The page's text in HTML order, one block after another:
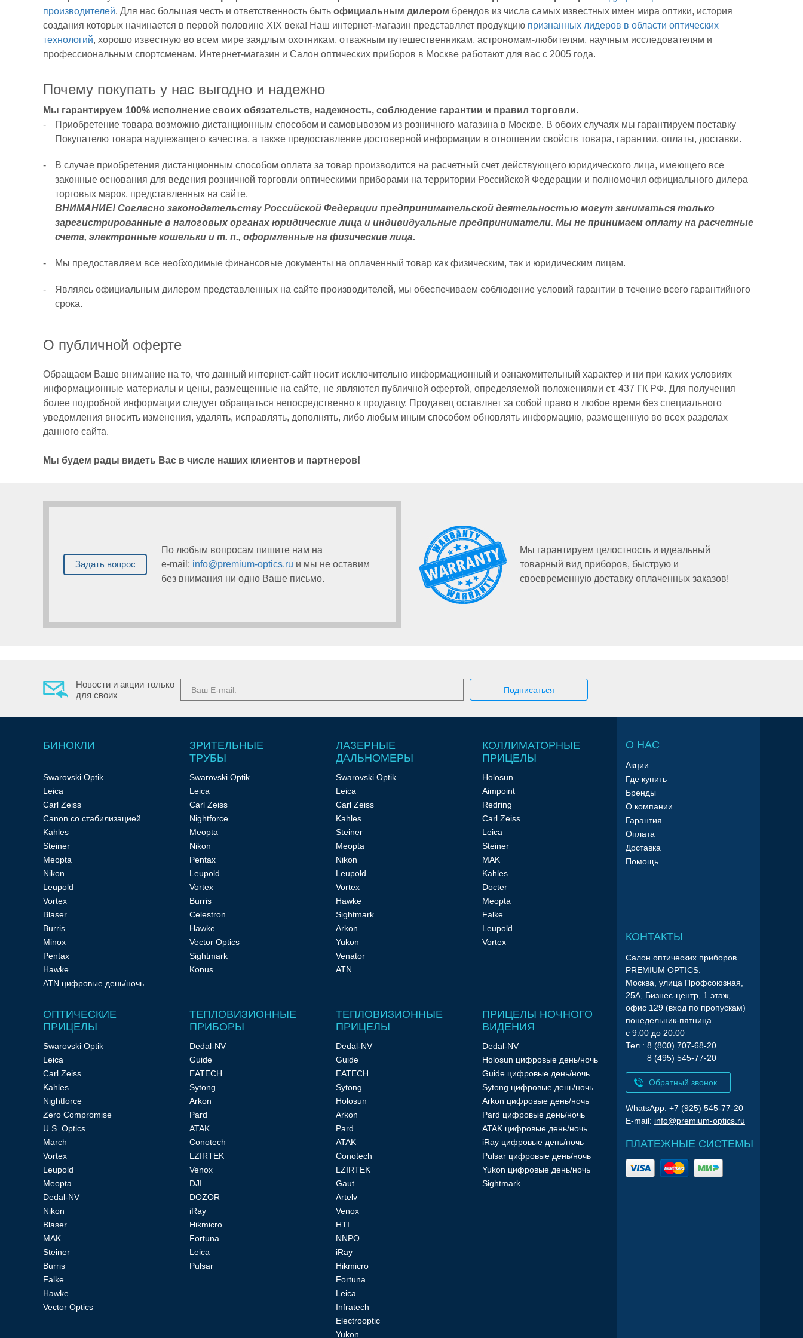
Коллиматорные
ночного
принадлежности
Бренды
компании
Гарантия
Доставка
Помощь
производителей. Для нас большая честь и ответственность быть официальным дилером брендов из числа самых известных имен мира оптики, история
создания которых начинается в первой половине XIX века! Наш интернет-магазин представляет продукцию признанных лидеров в области оптических
технологий, хорошо известную во всем мире заядлым охотникам, отважным путешественникам, астрономам-любителям, научным исследователям и
профессиональным спортсменам. Интернет-магазин и Салон оптических приборов в Москве работают для вас с 2005 года.
Почему покупать у нас выгодно и надежно
Мы гарантируем 100% исполнение своих обязательств, надежность, соблюдение гарантии и правил торговли.
Приобретение товара возможно дистанционным способом и самовывозом из розничного магазина в Москве. В обоих случаях мы гарантируем поставку
Покупателю товара надлежащего качества, а также предоставление достоверной информации в отношении свойств товара, гарантии, оплаты, доставки.
В случае приобретения дистанционным способом оплата за товар производится на расчетный счет действующего юридического лица, имеющего все
законные основания для ведения розничной торговли оптическими приборами на территории Российской Федерации и полномочия официального дилера
торговых марок, представленных на сайте.
ВНИМАНИЕ! Согласно законодательству Российской Федерации предпринимательской деятельностью могут заниматься только
зарегистрированные в налоговых органах юридические лица и индивидуальные предприниматели. Мы не принимаем оплату на расчетные
счета, электронные кошельки и т. п., оформленные на физические лица.
Мы предоставляем все необходимые финансовые документы на оплаченный товар как физическим, так и юридическим лицам.
Являясь официальным дилером представленных на сайте производителей, мы обеспечиваем соблюдение условий гарантии в течение всего гарантийного
срока.
О публичной оферте
Обращаем Ваше внимание на то, что данный интернет-сайт носит исключительно информационный и ознакомительный характер и ни при каких условиях
информационные материалы и цены, размещенные на сайте, не являются публичной офертой, определяемой положениями ст. 437 ГК РФ. Для получения
более подробной информации следует обращаться непосредственно к продавцу. Продавец оставляет за собой право в любое время без специального
уведомления вносить изменения, удалять, исправлять, дополнять, либо любым иным способом обновлять информацию, размещенную во всех разделах
данного сайта.
Мы будем рады видеть Вас в числе наших клиентов и партнеров!
Задать вопрос
По любым вопросам пишите нам на
e-mail: info@premium-optics.ru и мы не оставим
без внимания ни одно Ваше письмо.
Мы гарантируем целостность и идеальный
товарный вид приборов, быструю и
своевременную доставку оплаченных заказов!
Новости и акции только
для своих
БИНОКЛИ
Swarovski Optik
Leica
Carl Zeiss
Canon со стабилизацией
Kahles
Steiner
Meopta
Nikon
Leupold
Vortex
Blaser
Burris
Minox
Pentax
Hawke
ATN цифровые день/ночь
ЗРИТЕЛЬНЫЕ
ТРУБЫ
Swarovski Optik
Leica
Carl Zeiss
Nightforce
Meopta
Nikon
Pentax
Leupold
Vortex
Burris
Celestron
Hawke
Vector Optics
Sightmark
Konus
ЛАЗЕРНЫЕ
ДАЛЬНОМЕРЫ
Swarovski Optik
Leica
Carl Zeiss
Kahles
Steiner
Meopta
Nikon
Leupold
Vortex
Hawke
Sightmark
Arkon
Yukon
Venator
ATN
КОЛЛИМАТОРНЫЕ
ПРИЦЕЛЫ
Holosun
Aimpoint
Redring
Carl Zeiss
Leica
Steiner
MAK
Kahles
Docter
Meopta
Falke
Leupold
Vortex
ОПТИЧЕСКИЕ
ПРИЦЕЛЫ
Swarovski Optik
Leica
Carl Zeiss
Kahles
Nightforce
Zero Compromise
U.S. Optics
March
Vortex
Leupold
Meopta
Dedal-NV
Nikon
Blaser
MAK
Steiner
Burris
Falke
Hawke
Vector Optics
ТЕПЛОВИЗИОННЫЕ
ПРИБОРЫ
Dedal-NV
Guide
EATECH
Sytong
Arkon
Pard
ATAK
Conotech
LZIRTEK
Venox
DJI
DOZOR
iRay
Hikmicro
Fortuna
Leica
Pulsar
ТЕПЛОВИЗИОННЫЕ
ПРИЦЕЛЫ
Dedal-NV
Guide
EATECH
Sytong
Holosun
Arkon
Pard
ATAK
Conotech
LZIRTEK
Gaut
Artelv
Venox
HTI
NNPO
iRay
Hikmicro
Fortuna
Leica
Infratech
Electrooptic
Yukon
ПРИЦЕЛЫ НОЧНОГО
ВИДЕНИЯ
Dedal-NV
Holosun цифровые день/ночь
Guide цифровые день/ночь
Sytong цифровые день/ночь
Arkon цифровые день/ночь
Pard цифровые день/ночь
ATAK цифровые день/ночь
iRay цифровые день/ночь
Pulsar цифровые день/ночь
Yukon цифровые день/ночь
Sightmark
О НАС
Акции
Где купить
Бренды
О компании
Гарантия
Оплата
Доставка
Помощь
КОНТАКТЫ
Салон оптических приборов
PREMIUM OPTICS:
Москва, улица Профсоюзная,
25А, Бизнес-центр, 1 этаж,
офис 129 (вход по пропускам)
понедельник-пятница
с 9:00 до 20:00
Тел.: 8 (800) 707-68-20
8 (495) 545-77-20
Обратный звонок
WhatsApp: +7 (925) 545-77-20
E-mail: info@premium-optics.ru
ПЛАТЕЖНЫЕ СИСТЕМЫ